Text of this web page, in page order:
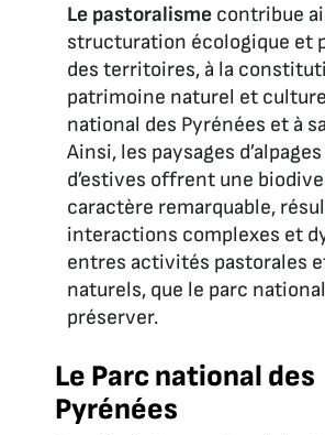
Le pastoralisme contribue
structuration écologique et
des territoires, à la
patrimoine naturel et
national des Pyrénées et à
Ainsi, les paysages
d’estives offrent une
caractère remarquable,
interactions complexes et
entres activités pastorales
naturels, que le parc
préserver.
Le Parc national des
Pyrénées